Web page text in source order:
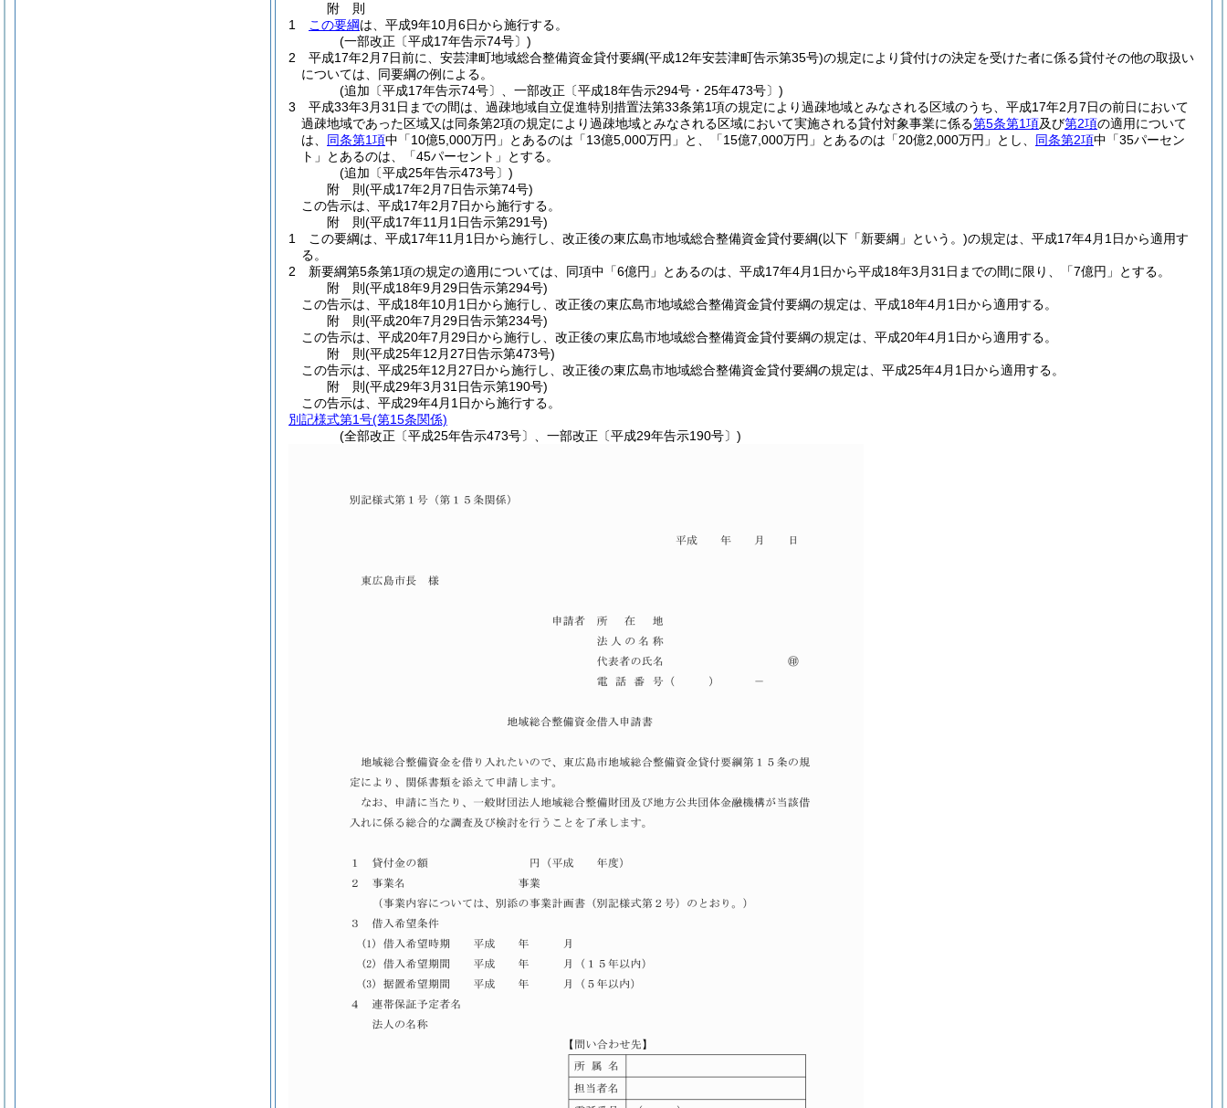
附 則
1
この要綱は、平成9年10月6日から施行する。
(一部改正〔平成17年告示74号〕)
2
平成17年2月7日前に、安芸津町地域総合整備資金貸付要綱(平成12年安芸津町告示第35号)の規定により貸付けの決定を受けた者に係る貸付その他の取扱い
については、同要綱の例による。
(追加〔平成17年告示74号〕、一部改正〔平成18年告示294号・25年473号〕)
3
平成33年3月31日までの間は、過疎地域自立促進特別措置法第33条第1項の規定により過疎地域とみなされる区域のうち、平成17年2月7日の前日において
過疎地域であった区域又は同条第2項の規定により過疎地域とみなされる区域において実施される貸付対象事業に係る第5条第1項及び第2項の適用について
は、 同条第1項中「10億5,000万円」とあるのは「13億5,000万円」と、「15億7,000万円」とあるのは「20億2,000万円」とし、 同条第2項中「35パーセン
ト」とあるのは、「45パーセント」とする。
(追加〔平成25年告示473号〕)
附 則(平成17年2月7日告示第74号)
この告示は、平成17年2月7日から施行する。
附 則(平成17年11月1日告示第291号)
1
この要綱は、平成17年11月1日から施行し、改正後の東広島市地域総合整備資金貸付要綱(以下「新要綱」という。)の規定は、平成17年4月1日から適用す
る。
2
新要綱第5条第1項の規定の適用については、同項中「6億円」とあるのは、平成17年4月1日から平成18年3月31日までの間に限り、「7億円」とする。
附 則(平成18年9月29日告示第294号)
この告示は、平成18年10月1日から施行し、改正後の東広島市地域総合整備資金貸付要綱の規定は、平成18年4月1日から適用する。
附 則(平成20年7月29日告示第234号)
この告示は、平成20年7月29日から施行し、改正後の東広島市地域総合整備資金貸付要綱の規定は、平成20年4月1日から適用する。
附 則(平成25年12月27日告示第473号)
この告示は、平成25年12月27日から施行し、改正後の東広島市地域総合整備資金貸付要綱の規定は、平成25年4月1日から適用する。
附 則(平成29年3月31日告示第190号)
この告示は、平成29年4月1日から施行する。
別記様式第1号(第15条関係)
(全部改正〔平成25年告示473号〕、一部改正〔平成29年告示190号〕)